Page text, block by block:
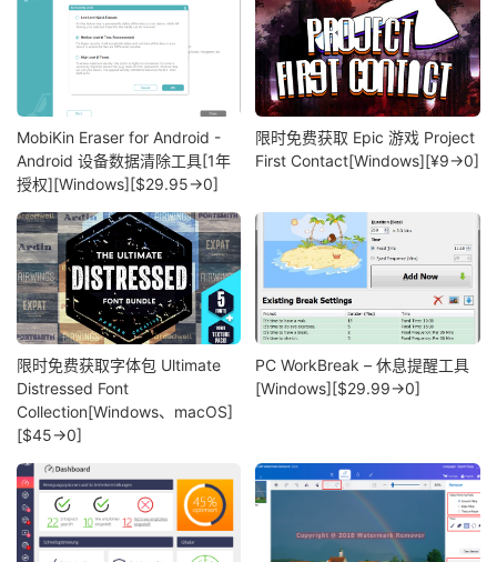
MobiKin Eraser for Android -
Android 设备数据清除工具[1年
授权][Windows][$29.95→0]
限时免费获取 Epic 游戏 Project
First Contact[Windows][¥9→0]
限时免费获取字体包 Ultimate
Distressed Font
Collection[Windows、macOS]
[$45→0]
PC WorkBreak – 休息提醒工具
[Windows][$29.99→0]